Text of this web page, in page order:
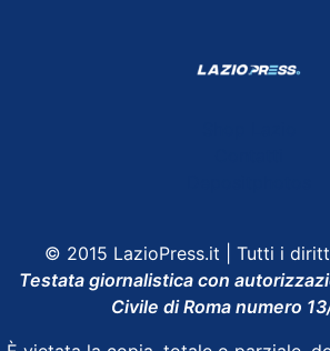
© 2015 LazioPress.it | Tutti i
Testata giornalistica con
Civile di Roma numero